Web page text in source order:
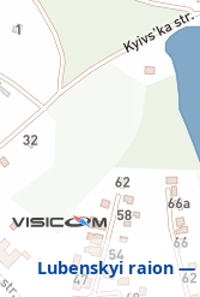
Lubenskyi raion